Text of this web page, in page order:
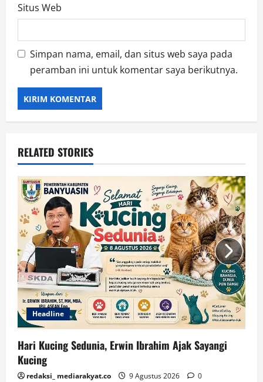
Situs Web
Simpan nama, email, dan situs web saya pada
peramban ini untuk komentar saya berikutnya.
RELATED STORIES
Headline
Hari Kucing Sedunia, Erwin Ibrahim Ajak Sayangi
Kucing
redaksi_ mediarakyat.co 9 Agustus 2026 0